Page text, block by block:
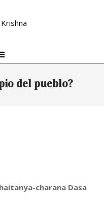
del pueblo?
charana Dasa